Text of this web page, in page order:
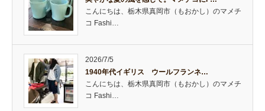
こんにちは、栃木県真岡市（もおかし）のマメチ
コ Fashi…
2026/7/5
1940年代イギリス ウールフランネ…
こんにちは、栃木県真岡市（もおかし）のマメチ
コ Fashi…